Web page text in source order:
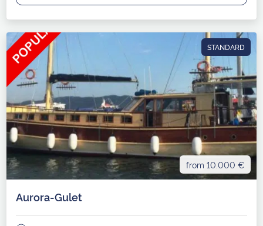
STANDARD
from 10.000 €
Aurora-Gulet